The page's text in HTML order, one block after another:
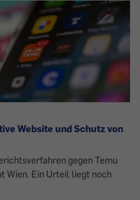
Website und Schutz von
gegen Temu
Wien. Ein Urteil liegt noch